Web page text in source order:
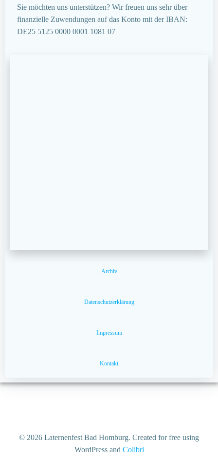
Sie möchten uns unterstützen? Wir freuen uns sehr über
finanzielle Zuwendungen auf das Konto mit der IBAN:
DE25 5125 0000 0001 1081 07
Archiv
Datenschutzerklärung
Impressum
Kontakt
© 2026 Laternenfest Bad Homburg. Created for free using
WordPress and Colibri